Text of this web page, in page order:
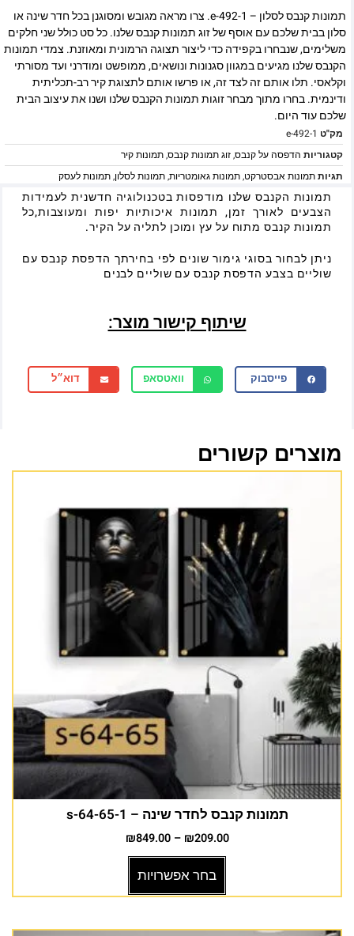
תמונות קנבס לסלון – e-492-1. צרו מראה מגובש ומסוגנן בכל חדר שינה או
סלון בבית שלכם עם אוסף של זוג תמונות קנבס שלנו. כל סט כולל שני חלקים
משלימים, שנבחרו בקפידה כדי ליצור תצוגה הרמונית ומאוזנת. צמדי תמונות
הקנבס שלנו מגיעים במגוון סגנונות ונושאים, ממופשט ומודרני ועד מסורתי
וקלאסי. תלו אותם זה לצד זה, או פרשו אותם לתצוגת קיר רב-תכליתית
ודינמית. בחרו מתוך מבחר זוגות תמונות הקנבס שלנו ושנו את עיצוב הבית
שלכם עוד היום.
מק"ט e-492-1
קטגוריות הדפסה על קנבס,זוג תמונות קנבס,תמונות קיר
תגיותתמונות אבסטרקט,תמונות גאומטריות,תמונות לסלון,תמונות לעסק
תמונות הקנבס שלנו מודפסות בטכנולוגיה חדשנית לעמידות
הצבעים לאורך זמן, תמונות איכותיות יפות ומעוצבות,כל
תמונות קנבס מתוח על עץ ומוכן לתליה על הקיר.
ניתן לבחור בסוגי גימור שונים לפי בחירתך הדפסת קנבס עם
שוליים בצבע הדפסת קנבס עם שוליים לבנים
שיתוף קישור מוצר:
פייסבוק וואטסאפ דוא״ל
מוצרים קשורים
תמונות קנבס לחדר שינה – s-64-65-1
₪209.00
–
₪849.00
בחר אפשרויות